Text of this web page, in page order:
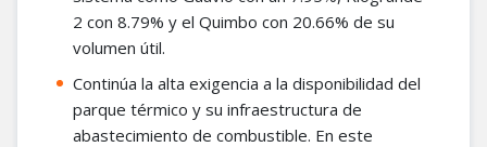
2 con 8.79% y el Quimbo con 20.66% de su
volumen útil.
Continúa la alta exigencia a la disponibilidad del
parque térmico y su infraestructura de
abastecimiento de combustible. En este